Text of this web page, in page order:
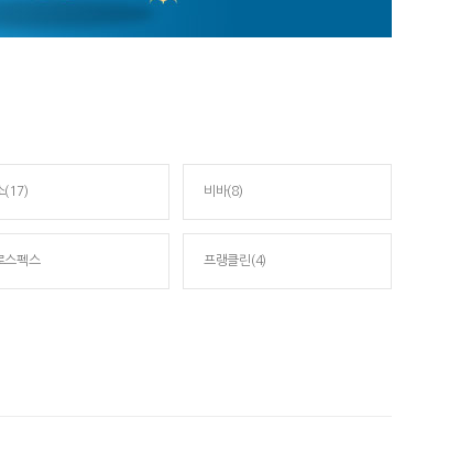
(17) 비바(8)
스펙스 프랭클린(4)